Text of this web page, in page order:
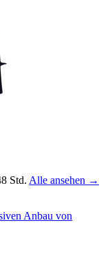
Std. Alle ansehen →
Anbau von